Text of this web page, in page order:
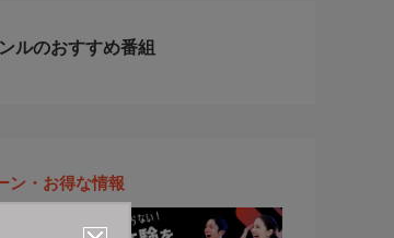
ルのおすすめ番組
ン・お得な情報